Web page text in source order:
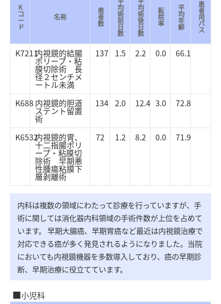
K
コ
ー
ド
名称
患
者
数
均
術
前
日
数
均
術
後
日
数
転
院
率
平
均
年
齢
患
者
用
パ
ス
K7211内視鏡的結腸
ポリープ・粘
膜切除術 長
径２センチメ
ートル未満
137 1.5 2.2 0.0 66.1
K688 内視鏡的胆道
ステント留置
術
134 2.0 12.4 3.0 72.8
K6532内視鏡的胃、
十二指腸ポリ
ープ・粘膜切
除術 早期悪
性腫瘍粘膜下
層剥離術
72 1.2 8.2 0.0 71.9
内科は複数の領域にわたって診療を行っていますが、手
術に関しては消化器内科領域の手術件数が上位を占めて
います。 早期大腸癌、早期胃癌など最近は内視鏡治療で
対応できる癌が多く発見されるようになりました。当院
においても内視鏡機器を多数導入しており、癌の早期診
断、早期治療に役立てています。
小児科